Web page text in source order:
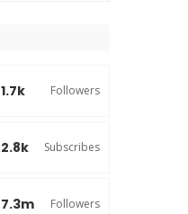
1.7k Followers
2.8k Subscribes
7.3m Followers